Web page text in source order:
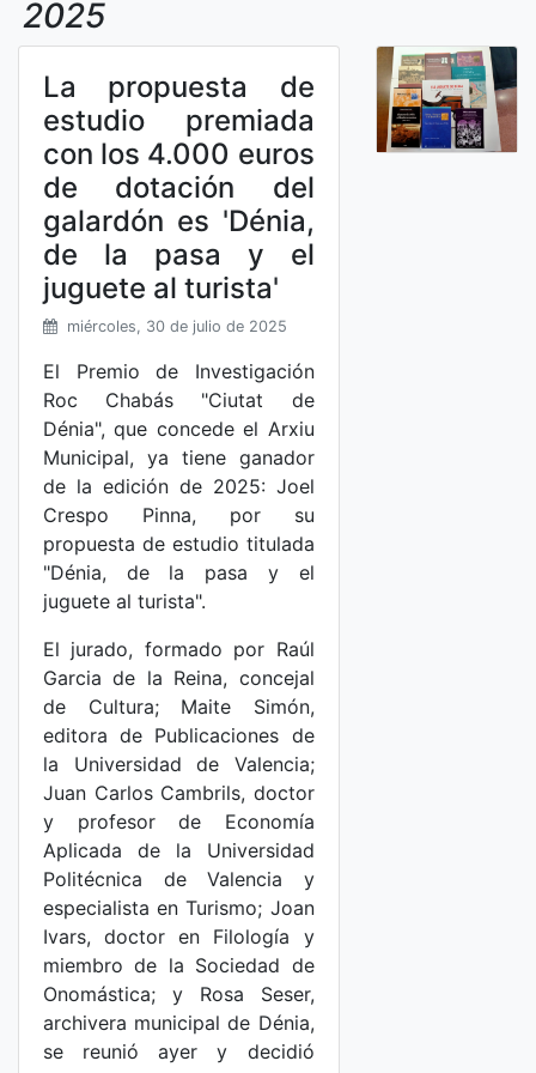
2025
La propuesta de
estudio premiada
con los 4.000 euros
de dotación del
galardón es 'Dénia,
de la pasa y el
juguete al turista'
miércoles, 30 de julio de 2025
El Premio de Investigación
Roc Chabás "Ciutat de
Dénia", que concede el Arxiu
Municipal, ya tiene ganador
de la edición de 2025: Joel
Crespo Pinna, por su
propuesta de estudio titulada
"Dénia, de la pasa y el
juguete al turista".
El jurado, formado por Raúl
Garcia de la Reina, concejal
de Cultura; Maite Simón,
editora de Publicaciones de
la Universidad de Valencia;
Juan Carlos Cambrils, doctor
y profesor de Economía
Aplicada de la Universidad
Politécnica de Valencia y
especialista en Turismo; Joan
Ivars, doctor en Filología y
miembro de la Sociedad de
Onomástica; y Rosa Seser,
archivera municipal de Dénia,
se reunió ayer y decidió